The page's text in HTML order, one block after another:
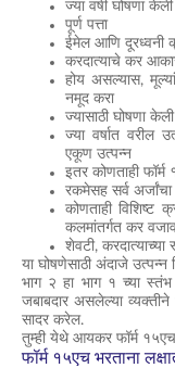
ज्या वर्षी घोषणा
पूर्ण पत्ता
ईमेल आणि दूरध्वनी
करदात्याचे कर
होय असल्यास,
नमूद करा
ज्यासाठी घोषणा
ज्या वर्षात वरील
एकूण उत्पन्न
इतर कोणताही
रकमेसह सर्व
कोणताही विशिष्ट
कलमांतर्गत कर
शेवटी, करदात्याच्या
या घोषणेसाठी अंदाजे उत्पन्न
भाग २ हा भाग १ च्या स्तंभ
जबाबदार असलेल्या
सादर करेल.
तुम्ही येथे आयकर फॉर्म
फॉर्म १५एच भरताना